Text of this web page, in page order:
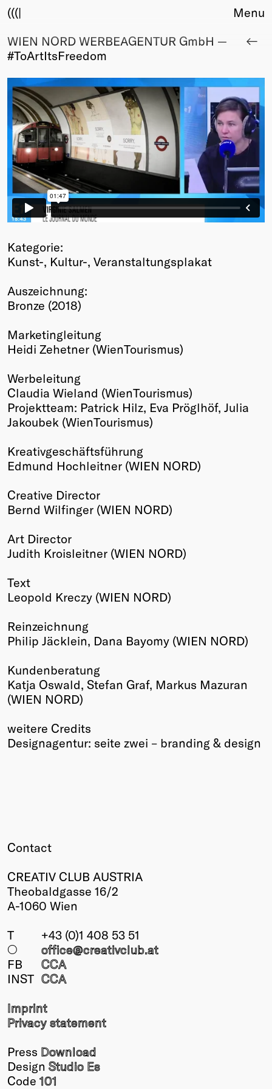
(((|
About
Club
Sponsors
Fair Work
TBD
Events
Upcoming
Past
Membership
Info
Young Creatives
Friends of Creativity
Winners
2026
Annual
Menu
WIEN NORD WERBEAGENTUR GmbH —
#ToArtItsFreedom
Kategorie:
Kunst-, Kultur-, Veranstaltungsplakat
Auszeichnung:
Bronze (2018)
Marketingleitung
Heidi Zehetner (WienTourismus)
Werbeleitung
Claudia Wieland (WienTourismus)
Projektteam: Patrick Hilz, Eva Pröglhöf, Julia
Jakoubek (WienTourismus)
Kreativgeschäftsführung
Edmund Hochleitner (WIEN NORD)
Creative Director
Bernd Wilfinger (WIEN NORD)
Art Director
Judith Kroisleitner (WIEN NORD)
Text
Leopold Kreczy (WIEN NORD)
Reinzeichnung
Philip Jäcklein, Dana Bayomy (WIEN NORD)
Kundenberatung
Katja Oswald, Stefan Graf, Markus Mazuran
(WIEN NORD)
weitere Credits
Designagentur: seite zwei – branding & design
Contact
CREATIV CLUB AUSTRIA
Theobaldgasse 16/2
A-1060 Wien
T
+43 (0)1 408 53 51
○
office@creativclub.at
FB
CCA
INST CCA
Imprint
Privacy statement
Press Download
Design Studio Es
Code 101